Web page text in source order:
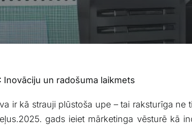
un radošuma laikmets
ir kā strauji plūstoša upe – tai raksturīga
gads ieiet mārketinga ​vēsturē⁣ kā